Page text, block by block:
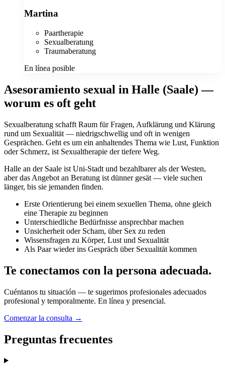
Martina
Paartherapie
Sexualberatung
Traumaberatung
En línea posible
Asesoramiento sexual in Halle (Saale) —
worum es oft geht
Sexualberatung schafft Raum für Fragen, Aufklärung und Klärung
rund um Sexualität — niedrigschwellig und oft in wenigen
Gesprächen. Geht es um ein anhaltendes Thema wie Lust, Funktion
oder Schmerz, ist Sexualtherapie der tiefere Weg.
Halle an der Saale ist Uni-Stadt und bezahlbarer als der Westen,
aber das Angebot an Beratung ist dünner gesät — viele suchen
länger, bis sie jemanden finden.
Erste Orientierung bei einem sexuellen Thema, ohne gleich
eine Therapie zu beginnen
Unterschiedliche Bedürfnisse ansprechbar machen
Unsicherheit oder Scham, über Sex zu reden
Wissensfragen zu Körper, Lust und Sexualität
Als Paar wieder ins Gespräch über Sexualität kommen
Te conectamos con la persona adecuada.
Cuéntanos tu situación — te sugerimos profesionales adecuados
profesional y temporalmente. En línea y presencial.
Comenzar la consulta →
Preguntas frecuentes